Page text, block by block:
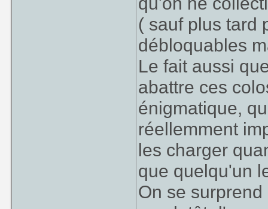
( sauf plus tard
débloquables
Le fait aussi
abattre ces
énigmatique,
réellemment
les charger
que quelqu'un
On se